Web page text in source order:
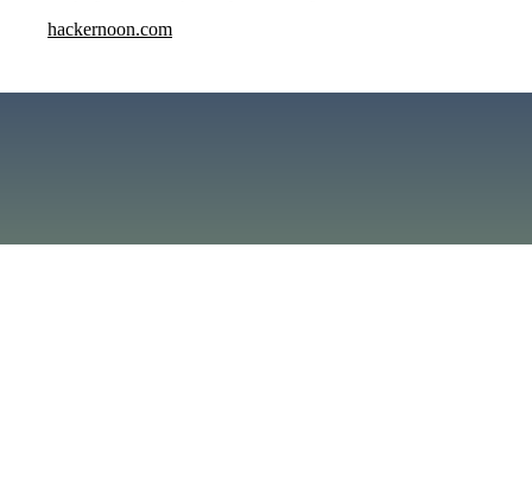
hackernoon.com